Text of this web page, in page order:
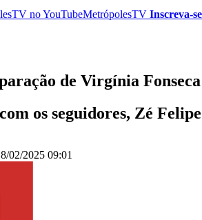
noYouTubeMetrópolesTV Inscreva-se
de Virgínia
os seguidores, Zé
02/2025 09:01